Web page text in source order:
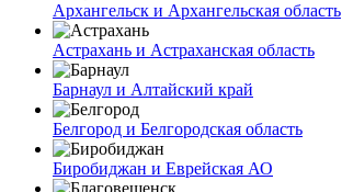
Архангельск и Архангельская область
Астрахань и Астраханская область
Барнаул и Алтайский край
Белгород и Белгородская область
Биробиджан и Еврейская АО